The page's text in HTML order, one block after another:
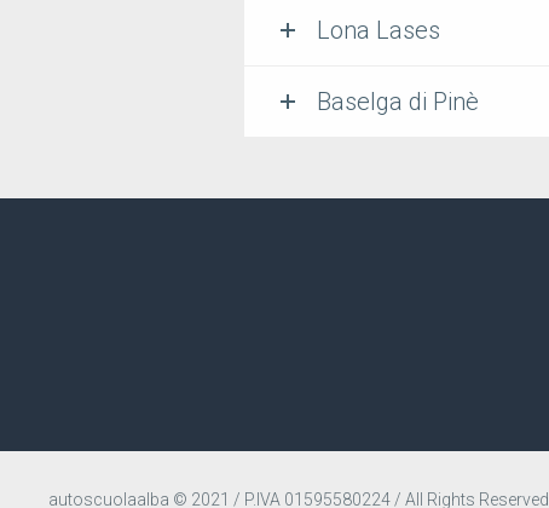
Lona Lases
Baselga di Pinè
autoscuolaalba © 2021 / P.IVA 01595580224 / All Rights Reserved